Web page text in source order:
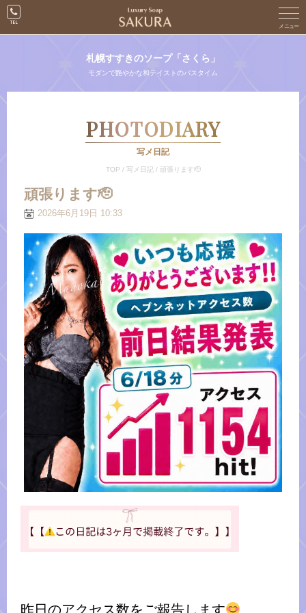
札幌すすきのソープ「さくら」
モダンで艶やかな和テイストのバスタイム
PHOTODIARY
写メ日記
TOP / 写メ日記 / 頑張ります🫡
頑張ります🫡
2026年6月19日 10:33
昨日のアクセス数をご報告します